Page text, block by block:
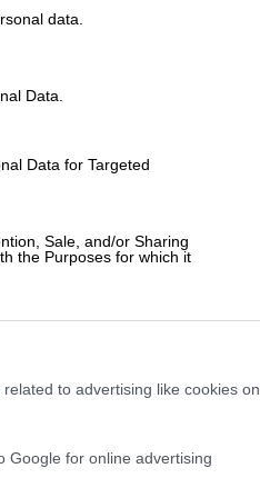
data.
Data.
Data for Targeted
Sale, and/or Sharing
the Purposes for which it
to advertising like cookies on
Google for online advertising
Αθήνας και του
κρεβάτια,
επηρεάζει την